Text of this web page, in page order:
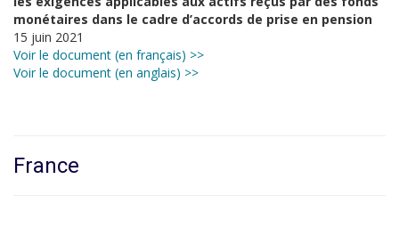
monétaires dans le cadre d’accords de prise en pension
15 juin 2021
Voir le document (en français) >>
Voir le document (en anglais) >>
France